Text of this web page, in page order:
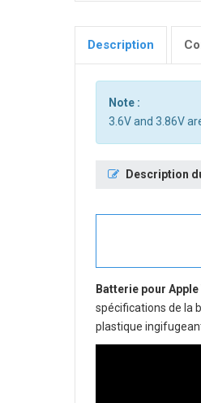
Description
Note :
3.6V and 3.86V
Description
Batterie pour Apple
spécifications de la
plastique